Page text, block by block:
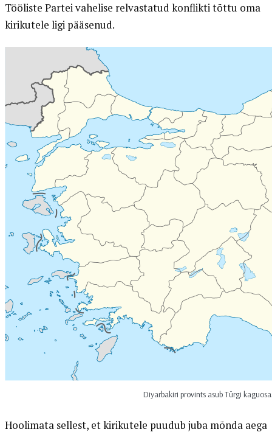
Tööliste Partei vahelise relvastatud konflikti tõttu oma
kirikutele ligi pääsenud.
Diyarbakiri provints asub Türgi
Hoolimata sellest, et kirikutele puudub juba mõnda aega